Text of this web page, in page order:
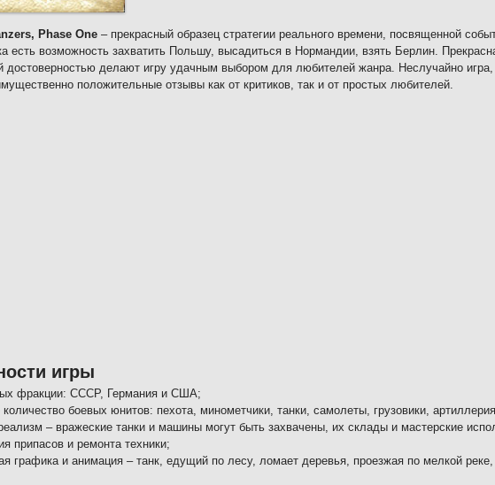
Phase One – прекрасный образец стратегии реального времени, посвященной
есть возможность захватить Польшу, высадиться в Нормандии, взять Берлин.
достоверностью делают игру удачным выбором для любителей жанра. Неслучайно
положительные отзывы как от критиков, так и от простых любителей.
игры
фракции: СССР, Германия и США;
боевых юнитов: пехота, минометчики, танки, самолеты, грузовики,
– вражеские танки и машины могут быть захвачены, их склады и мастерские
припасов и ремонта техники;
графика и анимация – танк, едущий по лесу, ломает деревья, проезжая по мелкой реке,